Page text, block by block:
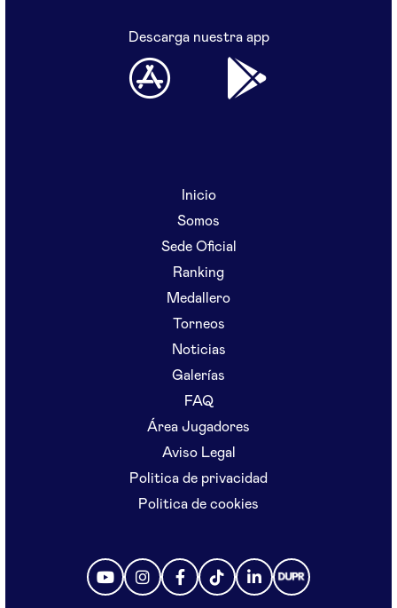
Descarga nuestra app
Inicio
Somos
Sede Oficial
Ranking
Medallero
Torneos
Noticias
Galerías
FAQ
Área Jugadores
Aviso Legal
Politica de privacidad
Politica de cookies